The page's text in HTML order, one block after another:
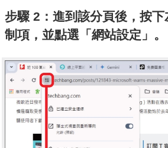
步驟 2：進到該分頁後，按
制項，並點選「網站設定」。